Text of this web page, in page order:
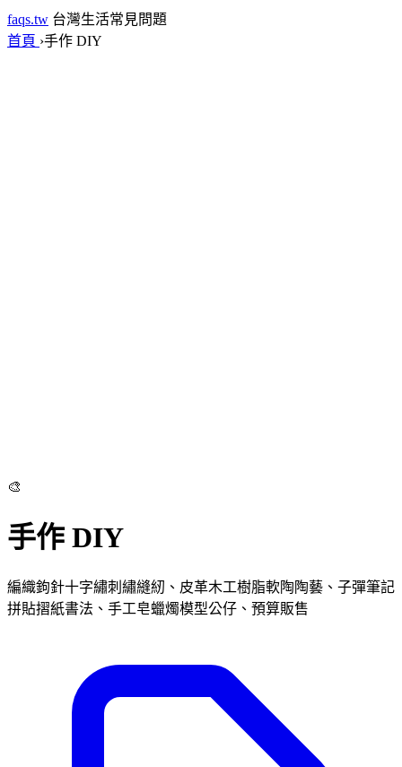
faqs.tw 台灣生活常見問題
首頁 ›手作 DIY
🎨
手作 DIY
編織鉤針十字繡刺繡縫紉、皮革木工樹脂軟陶陶藝、子彈筆記
拼貼摺紙書法、手工皂蠟燭模型公仔、預算販售